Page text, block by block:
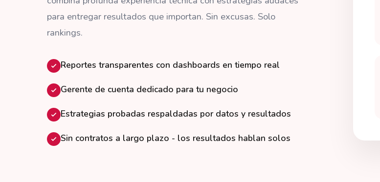
para entregar resultados que importan. Sin excusas. Solo
rankings.
Reportes transparentes con dashboards en tiempo real
Gerente de cuenta dedicado para tu negocio
Estrategias probadas respaldadas por datos y resultados
Sin contratos a largo plazo - los resultados hablan solos